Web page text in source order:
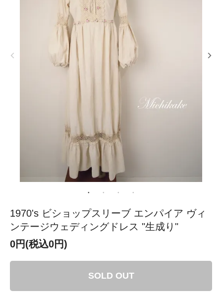
1970's ビショップスリーブ エンパイア ヴィ
ンテージウェディングドレス "生成り"
0円(税込0円)
SOLD OUT